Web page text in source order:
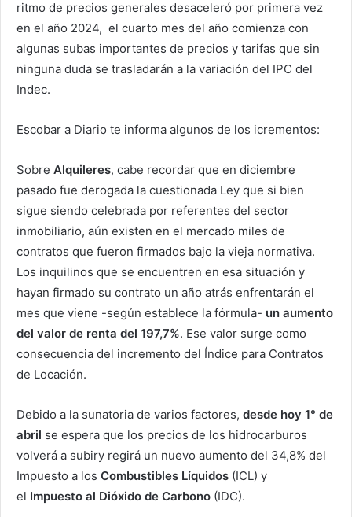
ritmo de precios generales desaceleró por primera vez
en el año 2024, el cuarto mes del año comienza con
algunas subas importantes de precios y tarifas que sin
ninguna duda se trasladarán a la variación del IPC del
Indec.
Escobar a Diario te informa algunos de los icrementos:
Sobre Alquileres, cabe recordar que en diciembre
pasado fue derogada la cuestionada Ley que si bien
sigue siendo celebrada por referentes del sector
inmobiliario, aún existen en el mercado miles de
contratos que fueron firmados bajo la vieja normativa.
Los inquilinos que se encuentren en esa situación y
hayan firmado su contrato un año atrás enfrentarán el
mes que viene -según establece la fórmula- un aumento
del valor de renta del 197,7%. Ese valor surge como
consecuencia del incremento del Índice para Contratos
de Locación.
Debido a la sunatoria de varios factores, desde hoy 1° de
abril se espera que los precios de los hidrocarburos
volverá a subiry regirá un nuevo aumento del 34,8% del
Impuesto a los Combustibles Líquidos (ICL) y
el Impuesto al Dióxido de Carbono (IDC).